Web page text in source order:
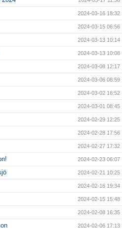
2024-03-16 18:32
2024-03-15 06:56
2024-03-13 10:14
2024-03-13 10:08
2024-03-08 12:17
2024-03-06 08:59
2024-03-02 16:52
2024-03-01 08:45
2024-02-29 12:25
2024-02-28 17:56
2024-02-27 17:32
2024-02-23 06:07
2024-02-21 10:25
2024-02-16 19:34
2024-02-15 15:48
2024-02-08 16:35
2024-02-06 17:13